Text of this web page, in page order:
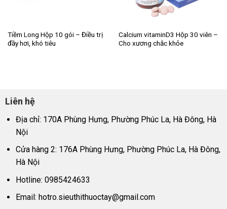
Tiềm Long Hộp 10 gói – Điều trị
đầy hơi, khó tiêu
Calcium vitaminD3 Hộp 30 viên –
Cho xương chắc khỏe
Liên hệ
Địa chỉ: 170A Phùng Hưng, Phường Phúc La, Hà Đông, Hà
Nội
Cửa hàng 2: 176A Phùng Hưng, Phường Phúc La, Hà Đông,
Hà Nội
Hotline: 0985424633
Email: hotro.sieuthithuoctay@gmail.com